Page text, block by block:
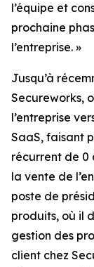
l’équipe et
prochaine
l’entreprise. »
Jusqu’à
Secureworks,
l’entreprise
SaaS, faisant
récurrent de 0
la vente de
poste de
produits, où il
gestion des
client chez